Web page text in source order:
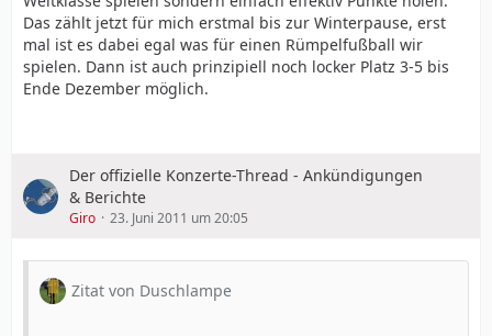
Das zählt jetzt für mich erstmal bis zur Winterpause, erst
mal ist es dabei egal was für einen Rümpelfußball wir
spielen. Dann ist auch prinzipiell noch locker Platz 3-5 bis
Ende Dezember möglich.
Der offizielle Konzerte-Thread - Ankündigungen
& Berichte
Giro 23. Juni 2011 um 20:05
Zitat von Duschlampe